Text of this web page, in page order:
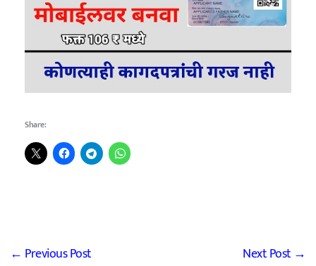
Share:
← Previous Post Next Post →